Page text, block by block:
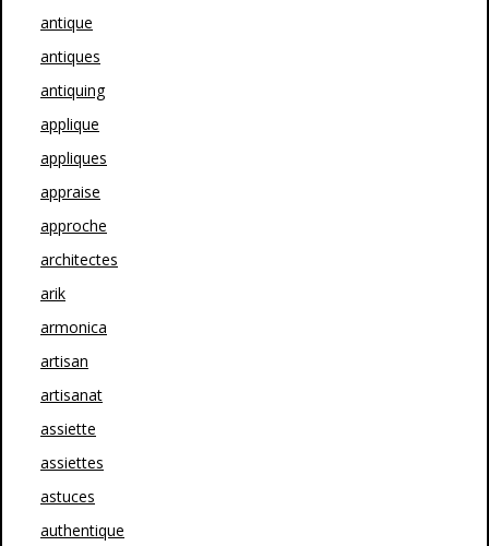
antique
antiques
antiquing
applique
appliques
appraise
approche
architectes
arik
armonica
artisan
artisanat
assiette
assiettes
astuces
authentique